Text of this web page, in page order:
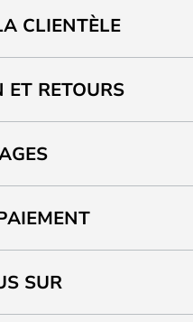
CLIENTÈLE
ET RETOURS
SUR